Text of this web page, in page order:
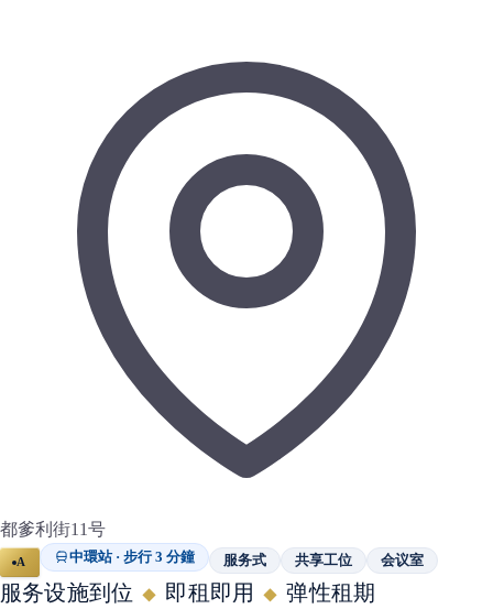
都爹利街11号
A 中環站 · 步行 3 分鐘 服务式 共享工位 会议室
服务设施到位 ◆ 即租即用 ◆ 弹性租期